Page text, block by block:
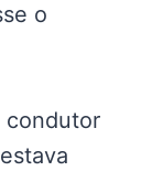
o
condutor